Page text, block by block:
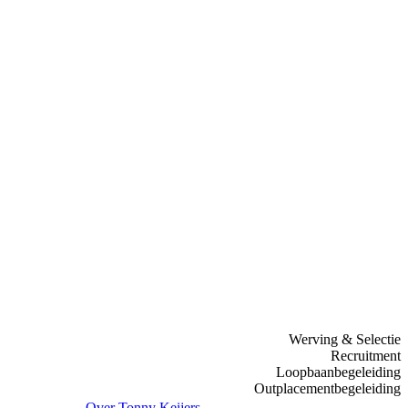
Werving & Selectie
Recruitment
Loopbaanbegeleiding
Outplacementbegeleiding